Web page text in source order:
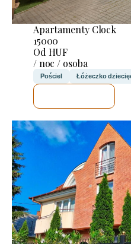
Apartamenty Clock
15000
Od HUF
/ noc / osoba
Pościel Łóżeczko